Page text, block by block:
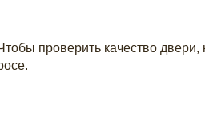
проверить качество